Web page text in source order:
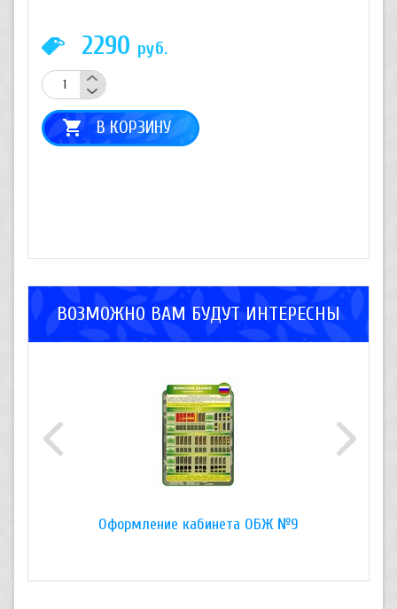
2290 руб.
В КОРЗИНУ
ВОЗМОЖНО ВАМ БУДУТ ИНТЕРЕСНЫ
Оформление кабинета ОБЖ №9